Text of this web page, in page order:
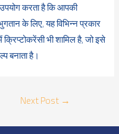
करता है कि आपकी
के लिए, यह विभिन्न प्रकार
भी शामिल है, जो इसे
बनाता है।
Next Post →